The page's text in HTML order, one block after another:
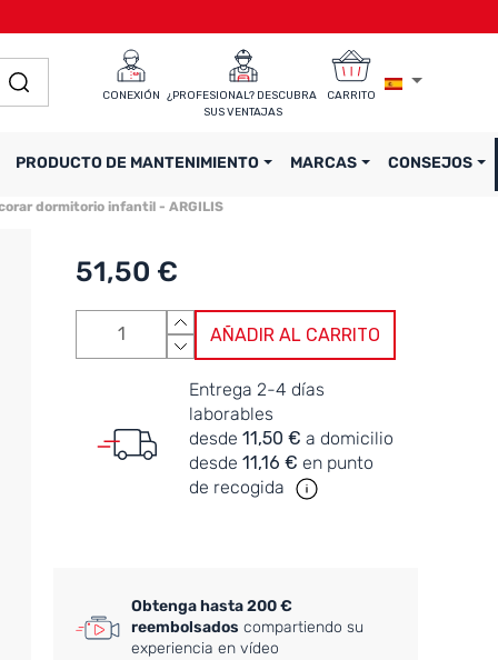
CONEXIÓN
¿PROFESIONAL? DESCUBRA
SUS VENTAJAS
CARRITO
PRODUCTO DE MANTENIMIENTO MARCAS CONSEJOS
dormitorio infantil - ARGILIS
51,50 €
AÑADIR AL CARRITO
Entrega 2-4 días
laborables
desde11,50 € a domicilio
desde11,16 € en punto
de recogida
Obtenga hasta 200 €
reembolsados compartiendo su
experiencia en vídeo